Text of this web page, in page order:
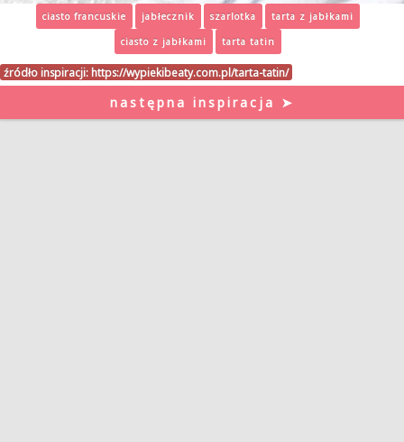
ciasto francuskie jabłecznik szarlotka
tarta z jabłkami
ciasto z jabłkami
tarta tatin
źródło inspiracji: https://wypiekibeaty.com.pl/tarta-tatin/
następna inspiracja ➤